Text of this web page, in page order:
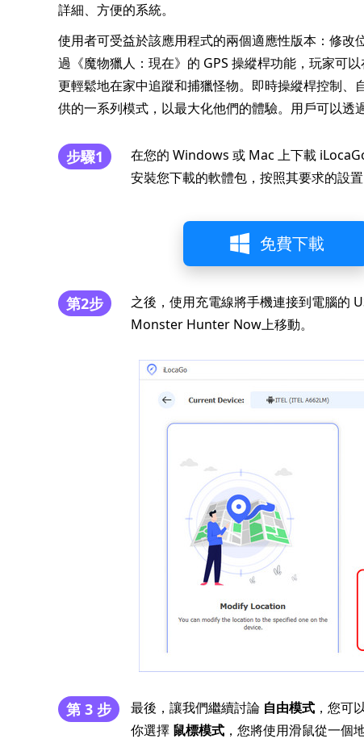
詳細、方便的系統。
使用者可受益於該應用程式的兩個適應性版本：修
過《魔物獵人：現在》的 GPS 操縱桿功能，玩家可
更輕鬆地在家中追蹤和捕獵怪物。即時操縱桿控制
供的一系列模式，以最大化他們的體驗。用戶可以透
步驟1
在您的 Windows 或 Mac 上下載
安裝您下載的軟體包，按照其要求的設置
免費下載
第2步 之後，使用充電線將手機連接到電腦的
Monster Hunter Now上移動。
第 3 步 最後，讓我們繼續討論 自由模式 ，您可
你選擇 鼠標模式 ，您將使用滑鼠從一個